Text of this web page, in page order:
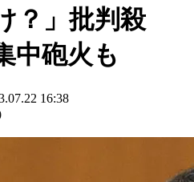
？」批判殺
中砲火も
16:38